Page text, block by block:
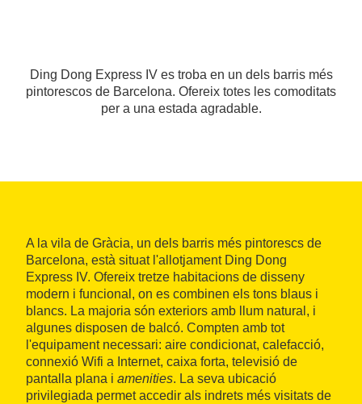
Ding Dong Express IV es troba en un dels barris més
pintorescos de Barcelona. Ofereix totes les comoditats
per a una estada agradable.
A la vila de Gràcia, un dels barris més pintorescs de
Barcelona, està situat l'allotjament Ding Dong
Express IV. Ofereix tretze habitacions de disseny
modern i funcional, on es combinen els tons blaus i
blancs. La majoria són exteriors amb llum natural, i
algunes disposen de balcó. Compten amb tot
l'equipament necessari: aire condicionat, calefacció,
connexió Wifi a Internet, caixa forta, televisió de
pantalla plana i amenities. La seva ubicació
privilegiada permet accedir als indrets més visitats de